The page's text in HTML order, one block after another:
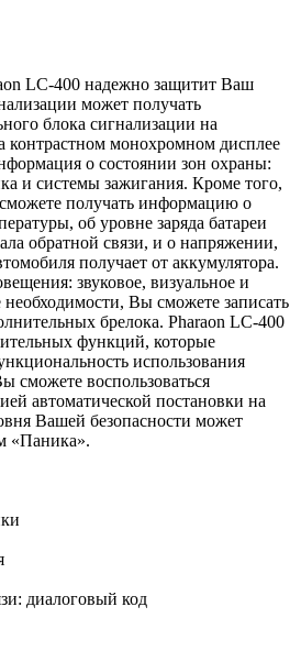
LC-400 надежно защитит Ваш
может получать
блока сигнализации на
контрастном монохромном дисплее
о состоянии зон охраны:
и системы зажигания. Кроме того,
получать информацию о
об уровне заряда батареи
обратной связи, и о напряжении,
получает от аккумулятора.
звуковое, визуальное и
Вы сможете записать
брелока. Pharaon LC-400
функций, которые
использования
сможете воспользоваться
автоматической постановки на
Вашей безопасности может
«Паника».
диалоговый код